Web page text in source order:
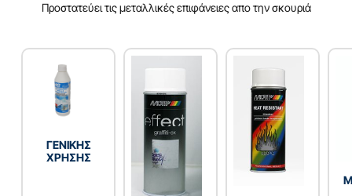
Προστατεύει τις μεταλλικές επιφάνειες απο την σκουριά
ΓENIKHΣ
XPHΣHΣ